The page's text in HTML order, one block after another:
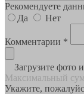
Рекомендуете
Да
Нет
Комментарии *
Загрузите фото
Максимальный
Укажите,